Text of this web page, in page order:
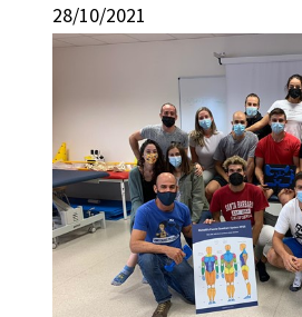
28/10/2021